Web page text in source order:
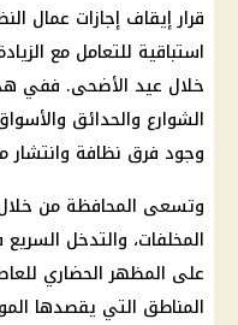
قرارإيقاف إجازات عمال
استباقية للتعامل مع
خلال عيد الأضحى. ففي
الشوارع والحدائق
وجود فرق نظافة وانتشار
وتسعى المحافظة من خلال
المخلفات، والتدخل
على المظهر الحضاري
المناطق التي يقصدها